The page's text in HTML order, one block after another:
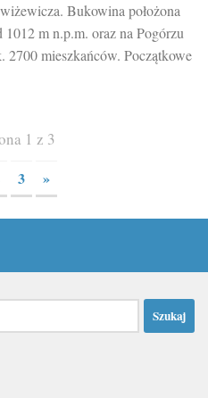
Bukowina położona
m n.p.m. oraz na Pogórzu
2700 mieszkańców. Początkowe
1 z 3
3 »